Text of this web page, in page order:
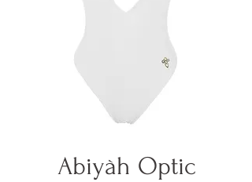
Abiyàh Optic